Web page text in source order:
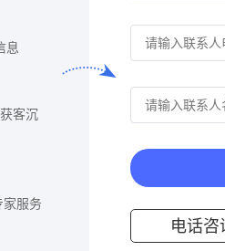
量、金额、贸易伙伴等。对于外贸
地区有较高的进口量，这有助于
国家进口某类产品，那么这个企业
的优势。首先，其数据来源广泛且准
界面简洁易用。外贸人员不需要复
。除了基本的货物信息查询外，还
市场的进口额增长趋势，从而预
息
客沉
家服务
电话